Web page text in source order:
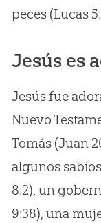
peces (Lucas
Jesús es
Jesús fue
Nuevo
Tomás (Juan
algunos
8:2), un
9:38), una